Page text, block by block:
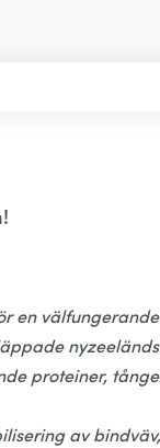
en
proteiner,
av